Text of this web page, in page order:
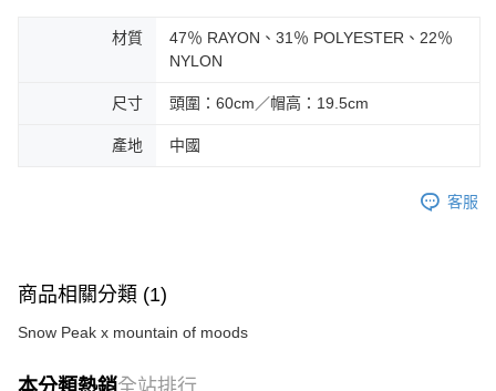
材質
47％ RAYON、31％ POLYESTER、22％
NYLON
尺寸 頭圍：60cm／帽高：19.5cm
產地 中國
客服
商品相關分類 (1)
Snow Peak x mountain of moods
本分類熱銷全站排行